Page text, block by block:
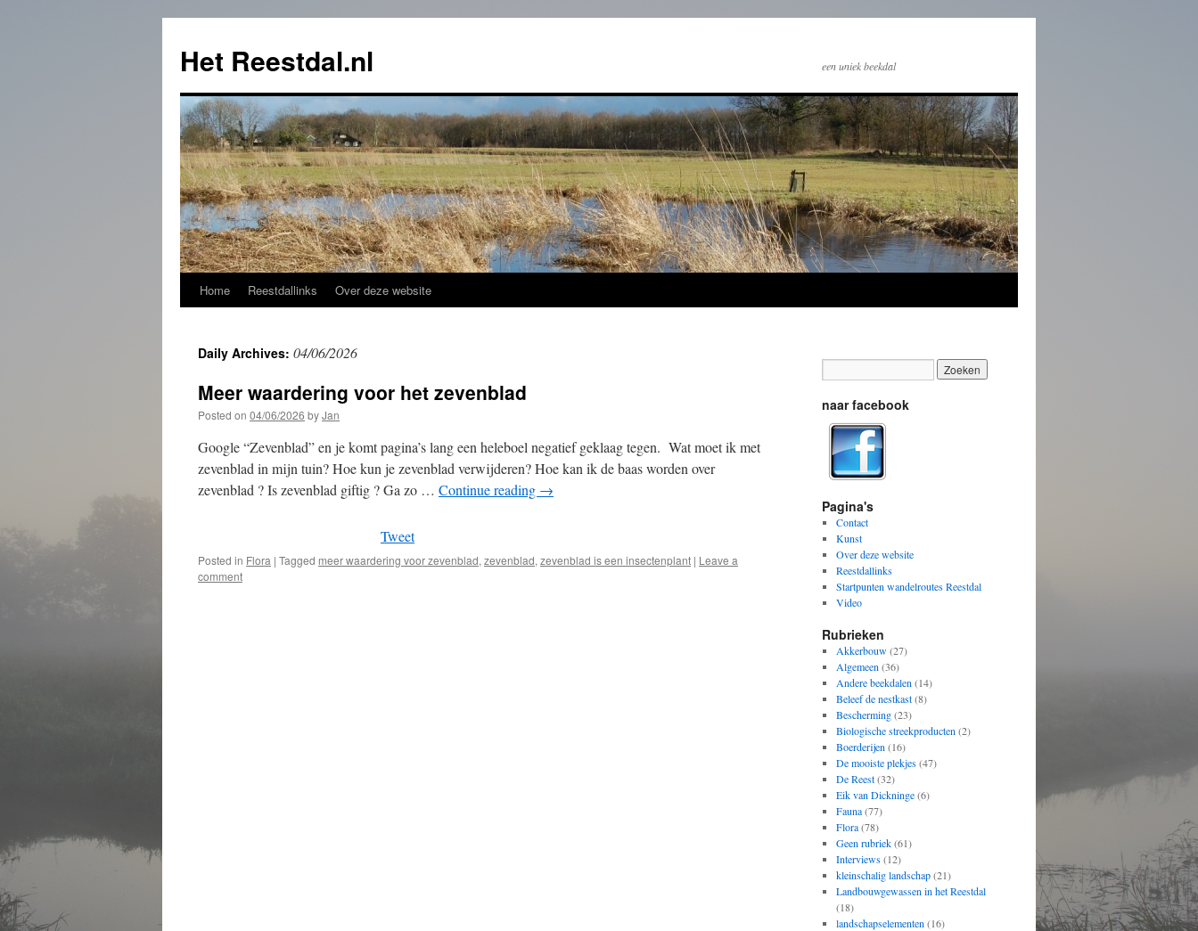
Het Reestdal.nl een uniek beekdal
Skip
content
Home Reestdallinks Over deze website
Daily Archives: 04/06/2026
Meer waardering voor het zevenblad
Posted on 04/06/2026 byJan
Google “Zevenblad” en je komt pagina’s lang een heleboel negatief geklaag tegen. Wat moet ik met
zevenblad in mijn tuin? Hoe kun je zevenblad verwijderen? Hoe kan ik de baas worden over
zevenblad ? Is zevenblad giftig ? Ga zo … Continue reading →
Tweet
Posted in Flora | Tagged meer waardering voor zevenblad, zevenblad, zevenblad is een insectenplant | Leave a
comment
naar facebook
Pagina's
Contact
Kunst
Over deze website
Reestdallinks
Startpunten wandelroutes Reestdal
Video
Rubrieken
Akkerbouw(27)
Algemeen (36)
Andere beekdalen (14)
Beleef de nestkast(8)
Bescherming(23)
Biologische streekproducten (2)
Boerderijen (16)
De mooiste plekjes(47)
De Reest(32)
Eik van Dickninge(6)
Fauna(77)
Flora(78)
Geen rubriek(61)
Interviews(12)
kleinschalig landschap(21)
Landbouwgewassen in het Reestdal
(18)
landschapselementen (16)